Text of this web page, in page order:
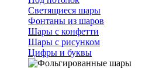
Светящиеся шары
Фонтаны из шаров
Шары с конфетти
Шары с рисунком
Цифры и буквы